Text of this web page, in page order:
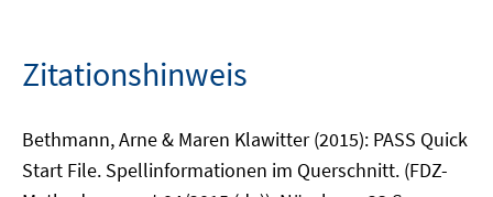
Zitationshinweis
Bethmann, Arne & Maren Klawitter (2015): PASS Quick
Start File. Spellinformationen im Querschnitt. (FDZ-